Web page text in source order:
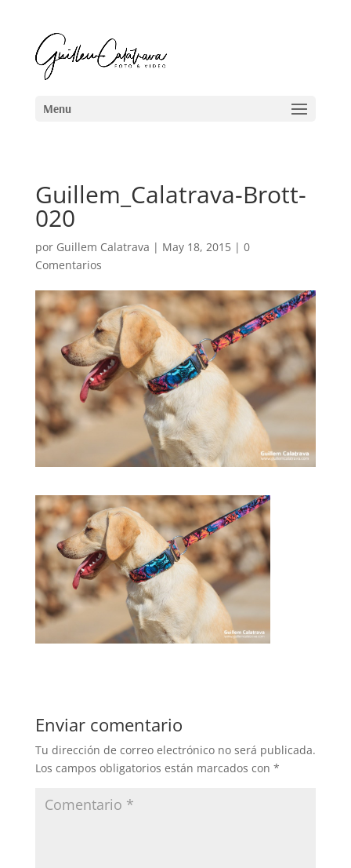
Guillem_Calatrava-Brott-
020
por Guillem Calatrava | May 18, 2015| 0
Comentarios
Enviar comentario
Tu dirección de correo electrónico no será publicada.
Los campos obligatorios están marcados con *